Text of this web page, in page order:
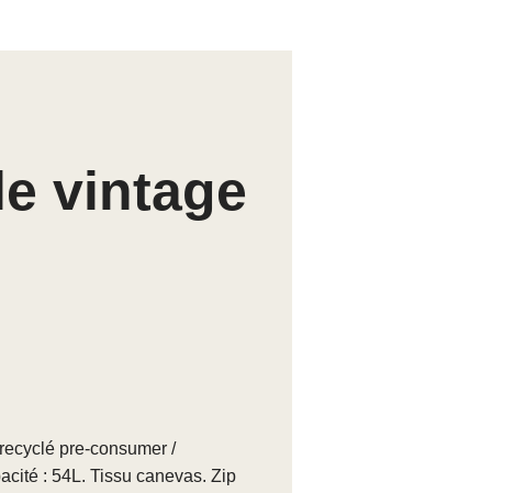
vintage
pre-consumer /
: 54L. Tissu canevas. Zip